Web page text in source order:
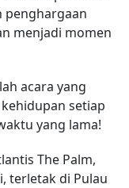
penghargaan
menjadi momen
acara yang
setiap
yang lama!
The Palm,
terletak di Pulau